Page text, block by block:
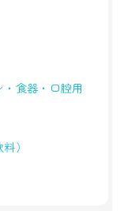
食器・口腔用
）